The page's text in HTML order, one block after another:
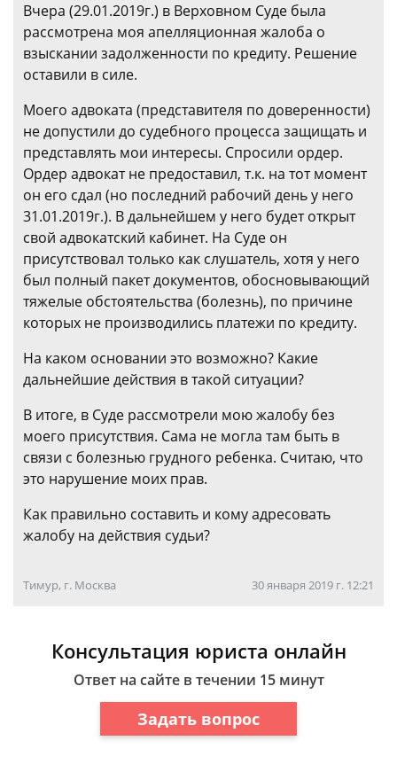
Вчера (29.01.2019г.) в Верховном Суде была
рассмотрена моя апелляционная жалоба о
взыскании задолженности по кредиту. Решение
оставили в силе.
Моего адвоката (представителя по доверенности)
не допустили до судебного процесса защищать и
представлять мои интересы. Спросили ордер.
Ордер адвокат не предоставил, т.к. на тот момент
он его сдал (но последний рабочий день у него
31.01.2019г.). В дальнейшем у него будет открыт
свой адвокатский кабинет. На Суде он
присутствовал только как слушатель, хотя у него
был полный пакет документов, обосновывающий
тяжелые обстоятельства (болезнь), по причине
которых не производились платежи по кредиту.
На каком основании это возможно? Какие
дальнейшие действия в такой ситуации?
В итоге, в Суде рассмотрели мою жалобу без
моего присутствия. Сама не могла там быть в
связи с болезнью грудного ребенка. Считаю, что
это нарушение моих прав.
Как правильно составить и кому адресовать
жалобу на действия судьи?
Тимур, г. Москва 30 января 2019 г. 12:21
Консультация юриста онлайн
Ответ на сайте в течении 15 минут
Задать вопрос